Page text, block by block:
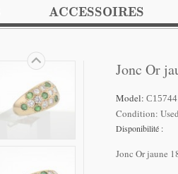
ACCESSOIRES
Jonc Or
Model: C15744
Condition: Used
Disponibilité :
Jonc Or jaune